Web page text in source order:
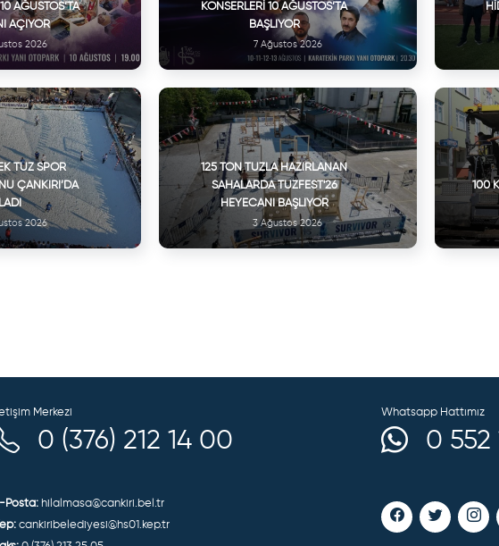
AĞUSTOS’TA
AÇIYOR
2026
KONSERLERI 10 AĞUSTOS’TA
BAŞLIYOR
7 Ağustos 2026
TUZ SPOR
ÇANKIRI’DA
2026
125 TON TUZLA HAZIRLANAN
SAHALARDA TUZFEST'26
HEYECANI BAŞLIYOR
3 Ağustos 2026
100
Merkezi
0 (376) 212 14 00
Whatsapp Hattımız
0 552
Posta: hilalmasa@cankiri.bel.tr
cankiribelediyesi@hs01.kep.tr